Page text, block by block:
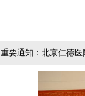
重要通知：北京仁德医